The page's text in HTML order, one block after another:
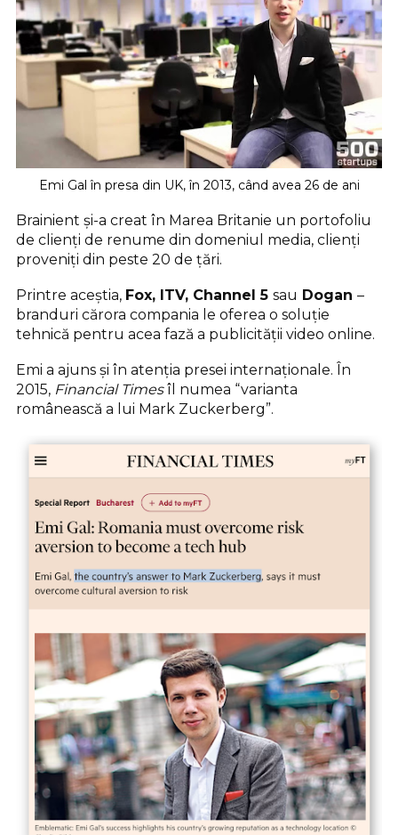
Emi Gal în presa din UK, în 2013, când avea 26 de ani
Brainient și-a creat în Marea Britanie un portofoliu
de clienți de renume din domeniul media, clienți
proveniți din peste 20 de țări.
Printre aceștia, Fox, ITV, Channel 5 sau Dogan –
branduri cărora compania le oferea o soluție
tehnică pentru acea fază a publicității video online.
Emi a ajuns și în atenția presei internaționale. În
2015, Financial Timesîl numea “varianta
românească a lui Mark Zuckerberg”.